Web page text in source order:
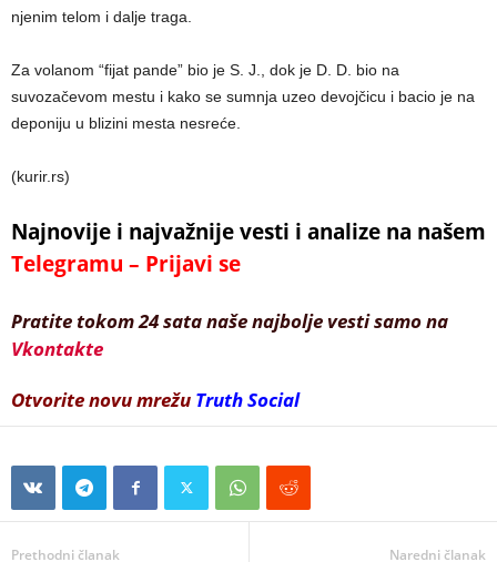
njenim telom i dalje traga.
Za volanom “fijat pande” bio je S. J., dok je D. D. bio na
suvozačevom mestu i kako se sumnja uzeo devojčicu i bacio je na
deponiju u blizini mesta nesreće.
(kurir.rs)
Najnovije i najvažnije vesti i analize na našem
Telegramu – Prijavi se
Pratite tokom 24 sata naše najbolje vesti samo na
Vkontakte
Otvorite novu mrežu Truth Social
Prethodni članak Naredni članak